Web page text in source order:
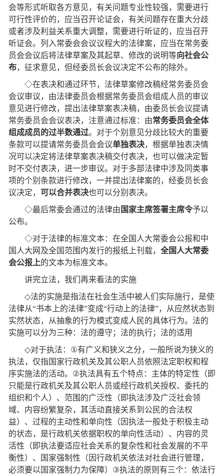
会等形式听取各方意见，有关问题专业性较强，需要进行
可行性评价的，应当召开论证会，有关问题存在重大分歧
或者涉及利益关系重大调整，需要进行听证的，应当召开
听证会。列入常委会会议议程大的法律案，应当在常务委
员会会议后将法律草案及其起草、修改的说明等向社会公
布，征求意见，但经委员长会议决定不公布的除外。
◇在表决和通过环节，法律草案修改稿经常务委员会
会议审议，由法律委员会根据常务委员会组成人员的审议
意见进行修改，提出法律草案表决稿，由委员长会议提请
常务委员会会议表决，注意通过标准：由常务委员会全体
组成成员的过半数通过。对于个别意见分歧比较大的重要
条款可以提请常务委员会会议单独表决，根据单独表决情
况可以决定将法律草案表决稿交付表决，也可以做决定暂
时不交付表决，进一步审议。对于多部法律中涉及同类事
项的个别条款进行修改，一并提出法律案的，经委员长会
议决定， 可以合并表决也可以分别表决。
◇最后常委会通过的法律由 国家主席签署主席令予以
公布。
◇对于法律的标准文本：在全国人大常委会公报和中
国人大网及全国范围内发行的报纸上刊载， 全国人大常委
会公报上的文本为标准文本。
讲完立法，我们再来看法的实施
◇法的实施是指法在社会生活中被人们实际施行，是使
法律从“书本上的法律”变成“行动上的法律”，从应然状态到
实然状态，从抽象的行为模式变成人民的具体行为。法的
实施可以分为三种：法的遵守；法的执行；法的适用
◇对于执法： ①有广义和狭义之分，一般所说为狭义的
执法，仅指国家行政机关及其公职人员依照法定职权和程
序实施法的活动。 ②执法具有五个特点：主体的特定性（即
只能是行政机关及其公职人员或经行政机关授权、委托的
组织和个人）、范围的广泛性（即执法涉及广泛社会领
域、内容纷繁复杂，其活动直接关系到公民的合法权
益）、过程的主动性和单向性（因执法一般处于积极主动
的状态，是行政机关依据职权的单向性活动）、内容的灵
活性（即执法要适应社会关系的复杂性和社会发展的不平
衡性）、国家强制性（因行政机关依法对社会进行管理，
必须要以国家强制力为保障） ③执法的原则有三个：依法行